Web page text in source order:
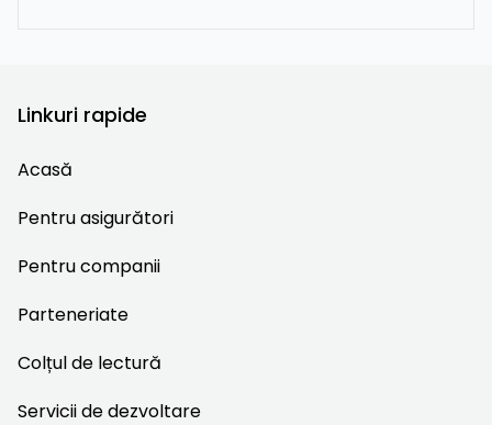
Linkuri rapide
Acasă
Pentru asigurători
Pentru companii
Parteneriate
Colțul de lectură
Servicii de dezvoltare